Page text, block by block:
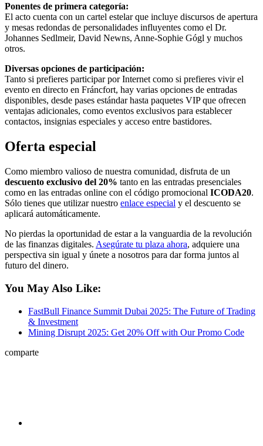
Ponentes de primera categoría:
El acto cuenta con un cartel estelar que incluye discursos de apertura
y mesas redondas de personalidades influyentes como el Dr.
Johannes Sedlmeir, David Newns, Anne-Sophie Gógl y muchos
otros.
Diversas opciones de participación:
Tanto si prefieres participar por Internet como si prefieres vivir el
evento en directo en Fráncfort, hay varias opciones de entradas
disponibles, desde pases estándar hasta paquetes VIP que ofrecen
ventajas adicionales, como eventos exclusivos para establecer
contactos, insignias especiales y acceso entre bastidores.
Oferta especial
Como miembro valioso de nuestra comunidad, disfruta de un
descuento exclusivo del 20% tanto en las entradas presenciales
como en las entradas online con el código promocional ICODA20.
Sólo tienes que utilizar nuestro enlace especial y el descuento se
aplicará automáticamente.
No pierdas la oportunidad de estar a la vanguardia de la revolución
de las finanzas digitales. Asegúrate tu plaza ahora, adquiere una
perspectiva sin igual y únete a nosotros para dar forma juntos al
futuro del dinero.
You May Also Like:
FastBull Finance Summit Dubai 2025: The Future of Trading
& Investment
Mining Disrupt 2025: Get 20% Off with Our Promo Code
comparte